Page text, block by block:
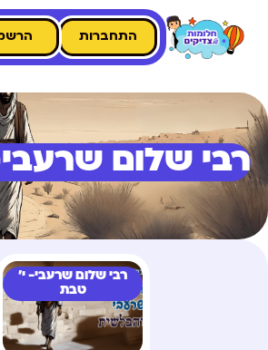
התחברות
רבי שלום
רבי שלום שרעבי- י'
טבת